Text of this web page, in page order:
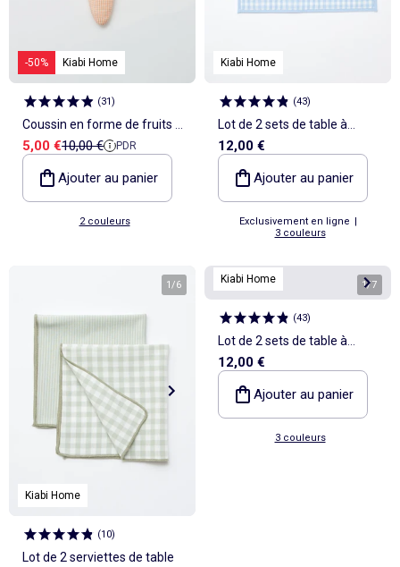
-50% Kiabi Home
(31)
Coussin en forme de fruits et
légumes - carotte
Prix de vente
5,00 €Prix de référence
10,00 € PDR
Ajouter au panier
2 couleurs
Kiabi Home
(43)
Lot de 2 sets de table à
carreaux
12,00 €
Ajouter au panier
Exclusivement en ligne |
3 couleurs
Kiabi Home
1/6
(10)
Lot de 2 serviettes de table
Kiabi Home 1/7
(43)
Lot de 2 sets de table à
carreaux
12,00 €
Ajouter au panier
3 couleurs